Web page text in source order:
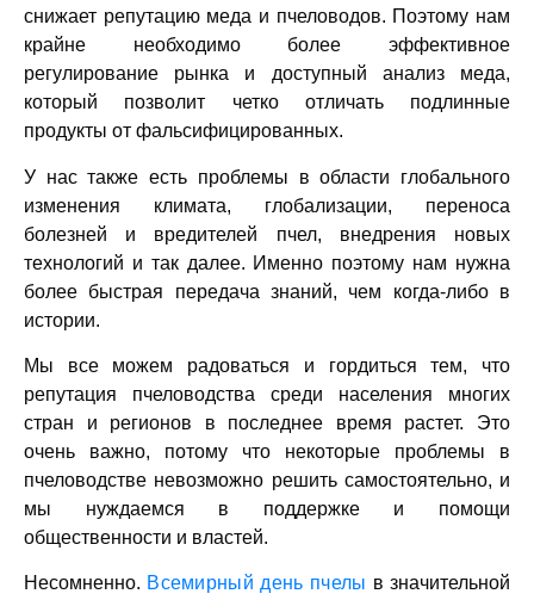
снижает репутацию меда и пчеловодов. Поэтому нам
крайне необходимо более эффективное
регулирование рынка и доступный анализ меда,
который позволит четко отличать подлинные
продукты от фальсифицированных.
У нас также есть проблемы в области глобального
изменения климата, глобализации, переноса
болезней и вредителей пчел, внедрения новых
технологий и так далее. Именно поэтому нам нужна
более быстрая передача знаний, чем когда-либо в
истории.
Мы все можем радоваться и гордиться тем, что
репутация пчеловодства среди населения многих
стран и регионов в последнее время растет. Это
очень важно, потому что некоторые проблемы в
пчеловодстве невозможно решить самостоятельно, и
мы нуждаемся в поддержке и помощи
общественности и властей.
Несомненно. Всемирный день пчелы в значительной